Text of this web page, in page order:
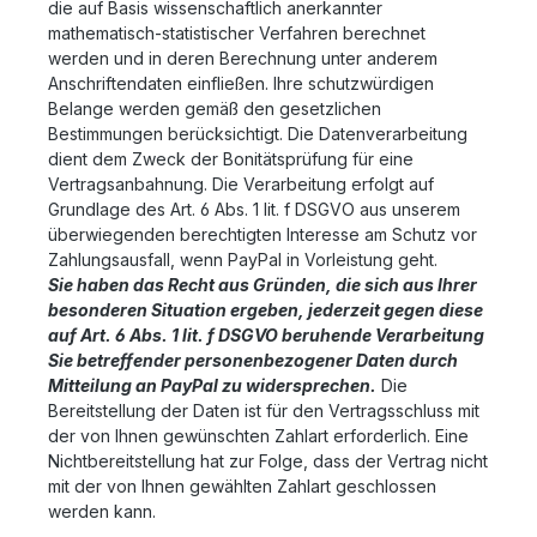
die auf Basis wissenschaftlich anerkannter
mathematisch-statistischer Verfahren berechnet
werden und in deren Berechnung unter anderem
Anschriftendaten einfließen. Ihre schutzwürdigen
Belange werden gemäß den gesetzlichen
Bestimmungen berücksichtigt. Die Datenverarbeitung
dient dem Zweck der Bonitätsprüfung für eine
Vertragsanbahnung. Die Verarbeitung erfolgt auf
Grundlage des Art. 6 Abs. 1 lit. f DSGVO aus unserem
überwiegenden berechtigten Interesse am Schutz vor
Zahlungsausfall, wenn PayPal in Vorleistung geht.
Sie haben das Recht aus Gründen, die sich aus Ihrer
besonderen Situation ergeben, jederzeit gegen diese
auf Art. 6 Abs. 1 lit. f DSGVO beruhende Verarbeitung
Sie betreffender personenbezogener Daten durch
Mitteilung an PayPal zu widersprechen. Die
Bereitstellung der Daten ist für den Vertragsschluss mit
der von Ihnen gewünschten Zahlart erforderlich. Eine
Nichtbereitstellung hat zur Folge, dass der Vertrag nicht
mit der von Ihnen gewählten Zahlart geschlossen
werden kann.